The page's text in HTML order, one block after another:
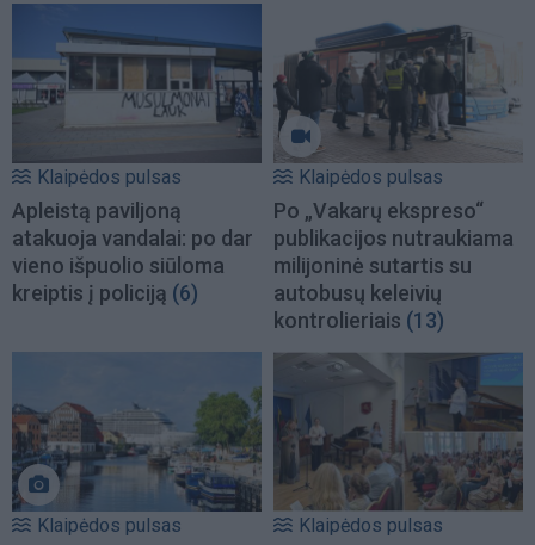
Klaipėdos pulsas
Apleistą paviljoną
atakuoja vandalai: po dar
vieno išpuolio siūloma
kreiptis į policiją (6)
Klaipėdos pulsas
Po „Vakarų ekspreso“
publikacijos nutraukiama
milijoninė sutartis su
autobusų keleivių
kontrolieriais (13)
Klaipėdos pulsas Klaipėdos pulsas